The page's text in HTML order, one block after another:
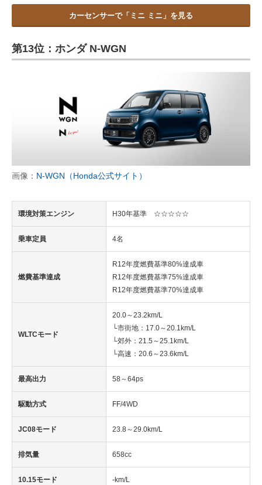
カーセンサーで「ミニ ミニ」を見る
第13位：ホンダ N-WGN
画像： N-WGN（Honda公式サイト）
環境対策エンジン H30年基準 ☆☆☆☆☆
乗車定員 4名
燃費基準達成
R12年度燃費基準80%達成車
R12年度燃費基準75%達成車
R12年度燃費基準70%達成車
WLTCモード
20.0～23.2km/L
└市街地：17.0～20.1km/L
└郊外：21.5～25.1km/L
└高速：20.6～23.6km/L
最高出力 58～64ps
駆動方式 FF/4WD
JC08モード 23.8～29.0km/L
排気量 658cc
10.15モード -km/L